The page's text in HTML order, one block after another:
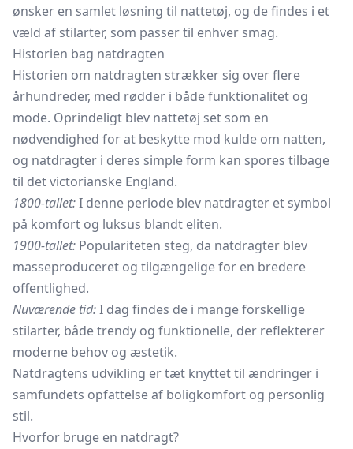
ønsker en samlet løsning til nattetøj, og de findes i et
væld af stilarter, som passer til enhver smag.
Historien bag natdragten
Historien om natdragten strækker sig over flere
århundreder, med rødder i både funktionalitet og
mode. Oprindeligt blev nattetøj set som en
nødvendighed for at beskytte mod kulde om natten,
og natdragter i deres simple form kan spores tilbage
til det victorianske England.
1800-tallet:I denne periode blev natdragter et symbol
på komfort og luksus blandt eliten.
1900-tallet: Populariteten steg, da natdragter blev
masseproduceret og tilgængelige for en bredere
offentlighed.
Nuværende tid:I dag findes de i mange forskellige
stilarter, både trendy og funktionelle, der reflekterer
moderne behov og æstetik.
Natdragtens udvikling er tæt knyttet til ændringer i
samfundets opfattelse af boligkomfort og personlig
stil.
Hvorfor bruge en natdragt?